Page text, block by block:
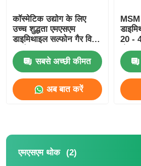
कॉस्मेटिक उद्योग के लिए
उच्च शुद्धता एमएसएम
डाइमिथाइल सल्फोन गैर विषैले
कच्चे माल
सबसे अच्छी कीमत
अब बात करें
20 -
एमएसएम थोक (2)